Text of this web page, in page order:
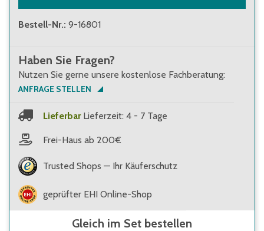
Bestell-Nr.: 9-16801
Haben Sie Fragen?
Nutzen Sie gerne unsere kostenlose Fachberatung:
ANFRAGE STELLEN
Lieferbar Lieferzeit: 4 - 7 Tage
Frei-Haus ab 200€
Trusted Shops — Ihr Käuferschutz
geprüfter EHI Online-Shop
Gleich im Set bestellen